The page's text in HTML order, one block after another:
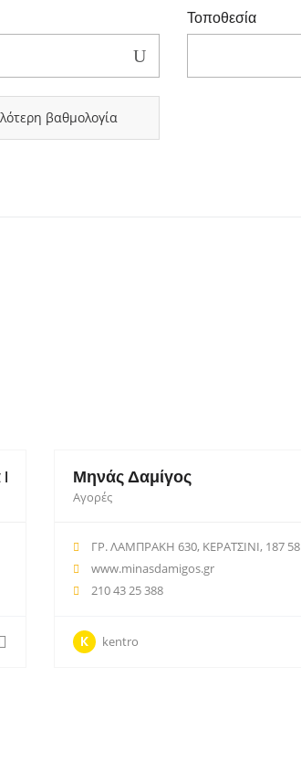
Τοποθεσία
βαθμολογία
Εργαλεία
Μηνάς Δαμίγος
Αγορές
ΓΡ. ΛΑΜΠΡΑΚΗ 630, ΚΕΡΑΤΣΙΝΙ, 187 58
www.minasdamigos.gr
210 43 25 388
K kentro